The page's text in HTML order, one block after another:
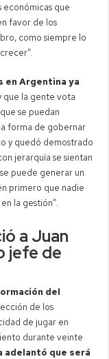
económicas que
favor de los
como siempre lo
en Argentina ya
que la gente vota
se puedan
forma de gobernar
y quedó demostrado
jerarquía se sientan
puede generar un
primero que nadie
la gestión”.
a Juan
jefe de
del
de los
de jugar en
durante veinte
adelantó que será